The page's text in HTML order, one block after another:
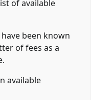
of available
been known
of fees as a
available